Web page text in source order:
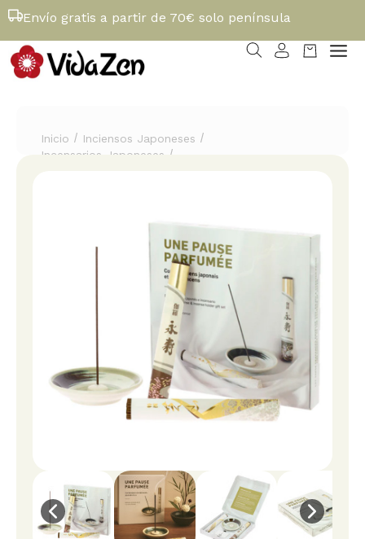
Envío gratis a partir de 70€ solo península
Inicio / Inciensos Japoneses /
Incensarios Japoneses /